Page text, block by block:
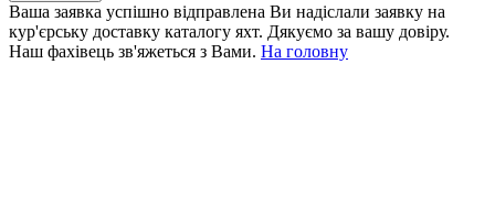
Ваша заявка успішно відправлена Ви надіслали заявку на
кур'єрську доставку каталогу яхт. Дякуємо за вашу довіру.
Наш фахівець зв'яжеться з Вами. На головну